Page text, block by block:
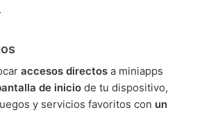
accesos directos a miniapps
de inicio de tu dispositivo,
y servicios favoritos con un